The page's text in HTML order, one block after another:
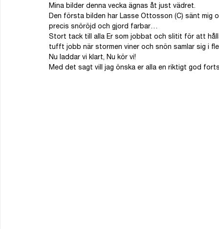
Mina bilder denna vecka ägnas åt just vädret.
Den första bilden har Lasse Ottosson (C) sänt mig
precis snöröjd och gjord farbar…
Stort tack till alla Er som jobbat och slitit för att
tufft jobb när stormen viner och snön samlar sig i
Nu laddar vi klart, Nu kör vi!
Med det sagt vill jag önska er alla en riktigt god